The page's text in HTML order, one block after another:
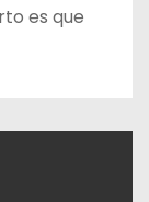
es que